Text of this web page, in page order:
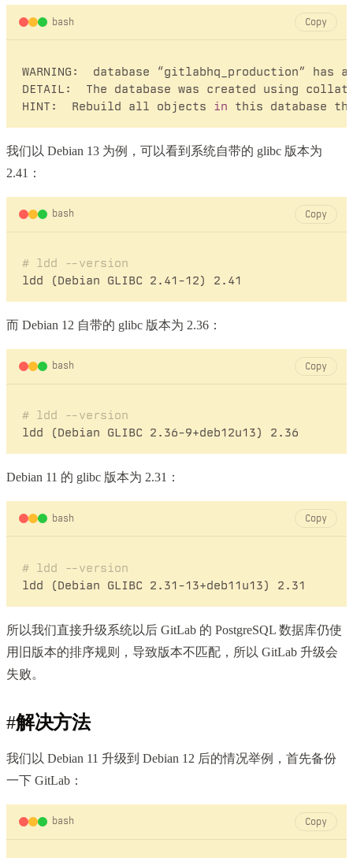
bash Copy
WARNING:  database “gitlabhq_production”
DETAIL:  The database was created using
HINT:  Rebuild all objects
in
我们以 Debian 13 为例，可以看到系统自带的 glibc 版本为
2.41：
bash Copy
# ldd --version
而 Debian 12 自带的 glibc 版本为 2.36：
bash Copy
# ldd --version
Debian 11 的 glibc 版本为 2.31：
bash Copy
# ldd --version
所以我们直接升级系统以后 GitLab 的 PostgreSQL 数据库仍使
用旧版本的排序规则，导致版本不匹配，所以 GitLab 升级会
失败。
#解决方法
我们以 Debian 11 升级到 Debian 12 后的情况举例，首先备份
一下 GitLab：
bash Copy